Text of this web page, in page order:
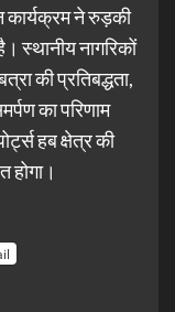
कार्यक्रम ने रुड़की
स्थानीय नागरिकों
की प्रतिबद्धता,
का परिणाम
हब क्षेत्र की
होगा।